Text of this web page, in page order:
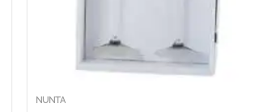
NUNTA